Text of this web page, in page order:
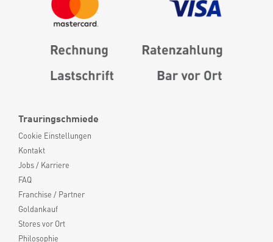
Trauringschmiede
Cookie Einstellungen
Kontakt
Jobs / Karriere
FAQ
Franchise / Partner
Goldankauf
Stores vor Ort
Philosophie